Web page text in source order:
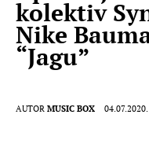
kolektiv
Nike
“Jagu”
AUTOR MUSIC BOX 04.07.2020.